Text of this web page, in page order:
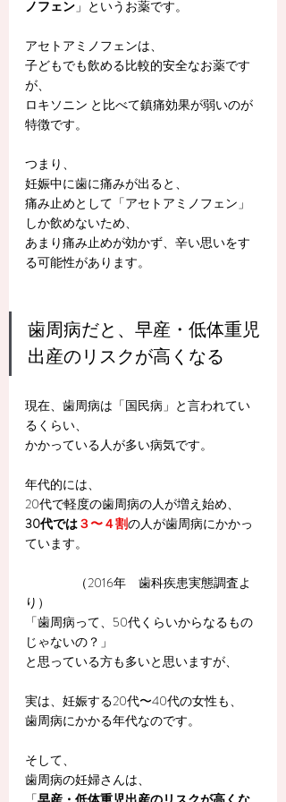
ノフェン」というお薬です。
アセトアミノフェンは、
子どもでも飲める比較的安全なお薬です
が、
ロキソニン と比べて鎮痛効果が弱いのが
特徴です。
つまり、
妊娠中に歯に痛みが出ると、
痛み止めとして「アセトアミノフェン」
しか飲めないため、
あまり痛み止めが効かず、辛い思いをす
る可能性があります。
歯周病だと、早産・低体重児
出産のリスクが高くなる
現在、歯周病は「国民病」と言われてい
るくらい、
かかっている人が多い病気です。
年代的には、
20代で軽度の歯周病の人が増え始め、
30代では３〜４割の人が歯周病にかかっ
ています。
（2016年　歯科疾患実態調査よ
り）
「歯周病って、50代くらいからなるもの
じゃないの？」
と思っている方も多いと思いますが、
実は、妊娠する20代〜40代の女性も、
歯周病にかかる年代なのです。
そして、
歯周病の妊婦さんは、